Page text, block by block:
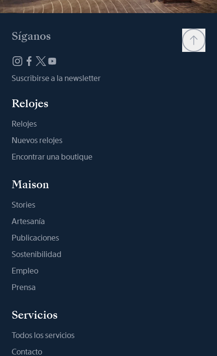
Síganos
Suscribirse a la newsletter
Relojes
Relojes
Nuevos relojes
Encontrar una boutique
Maison
Stories
Artesanía
Publicaciones
Sostenibilidad
Empleo
Prensa
Servicios
Todos los servicios
Contacto